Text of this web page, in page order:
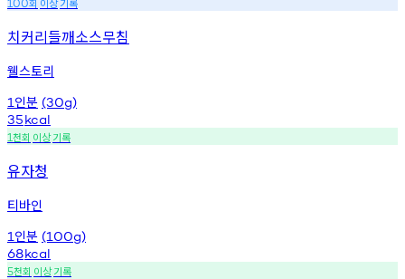
100
치커리들깨소스무침
웰스토리
1 인분 (30g)
35kcal
1천회 이상기록
유자청
티바인
1 인분 (100g)
68kcal
5천회 이상기록